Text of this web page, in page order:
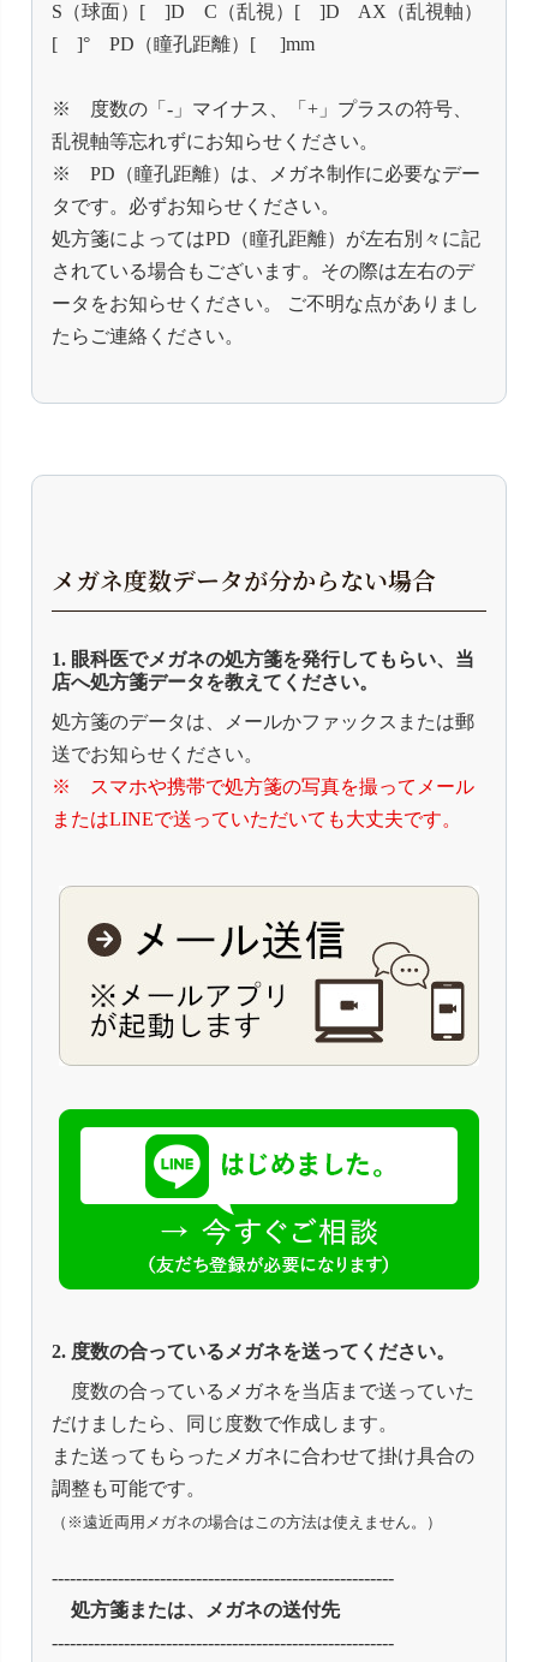
S（球面）[ ]D C（乱視）[ ]D AX（乱視軸）
[ ]° PD（瞳孔距離）[ ]mm
※ 度数の「-」マイナス、「+」プラスの符号、
乱視軸等忘れずにお知らせください。
※ PD（瞳孔距離）は、メガネ制作に必要なデー
タです。必ずお知らせください。
処方箋によってはPD（瞳孔距離）が左右別々に記
されている場合もございます。その際は左右のデ
ータをお知らせください。 ご不明な点がありまし
たらご連絡ください。
メガネ度数データが分からない場合
1. 眼科医でメガネの処方箋を発行してもらい、当
店へ処方箋データを教えてください。
処方箋のデータは、メールかファックスまたは郵
送でお知らせください。
※ スマホや携帯で処方箋の写真を撮ってメール
またはLINEで送っていただいても大丈夫です。
2. 度数の合っているメガネを送ってください。
度数の合っているメガネを当店まで送っていた
だけましたら、同じ度数で作成します。
また送ってもらったメガネに合わせて掛け具合の
調整も可能です。
（※遠近両用メガネの場合はこの方法は使えません。）
---------------------------------------------------------
処方箋または、メガネの送付先
---------------------------------------------------------